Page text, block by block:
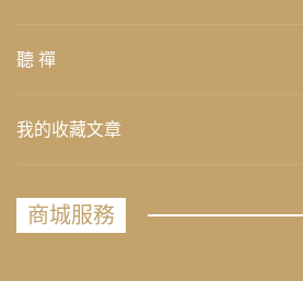
聽 禪
我的收藏文章
商城服務